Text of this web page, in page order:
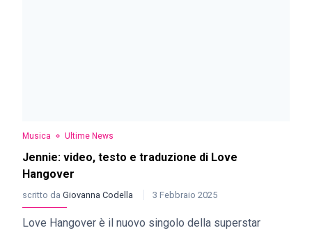
Musica Ultime News
Jennie: video, testo e traduzione di Love
Hangover
scritto da Giovanna Codella 3 Febbraio 2025
Love Hangover è il nuovo singolo della superstar